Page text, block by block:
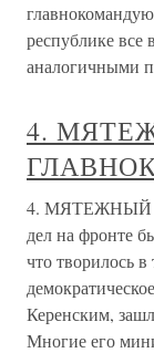
республике
аналогичными
4.
4. МЯТЕЖНЫЙ
дел на фронте
что творилось
Керенским,
Многие его